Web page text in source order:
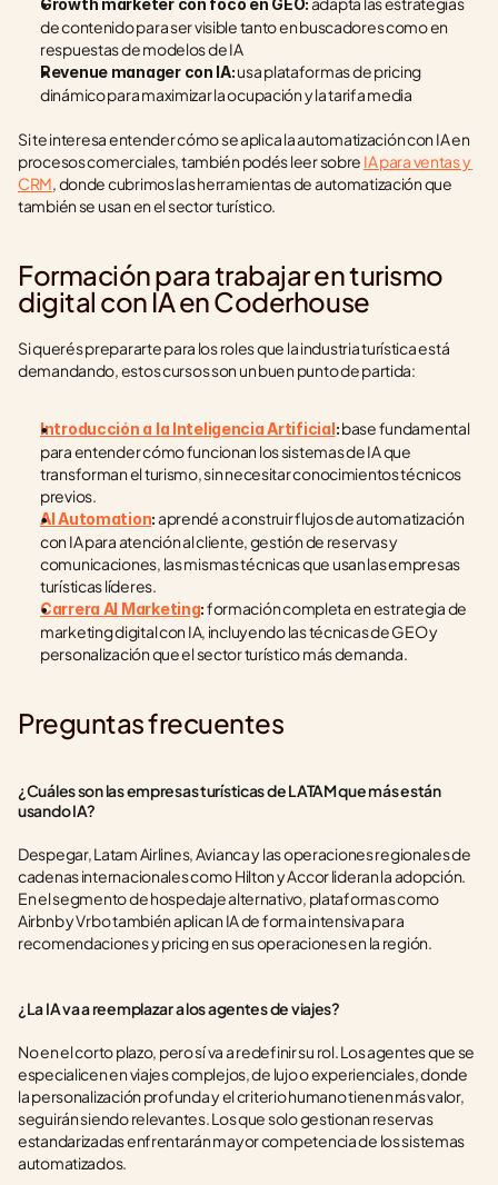
Growth marketer con foco en GEO:
de contenido para ser visible tanto en buscadores como en
respuestas de modelos de IA
Revenue manager con IA: usa plataformas de pricing
dinámico para maximizar la ocupación y la tarifa media
Si te interesa entender cómo se aplica la automatización con IA en
procesos comerciales, también podés leer sobre IA para ventas y
CRM, donde cubrimos las herramientas de automatización que
también se usan en el sector turístico.
Formación para trabajar en turismo
digital con IA en Coderhouse
Si querés prepararte para los roles que la industria turística está
demandando, estos cursos son un buen punto de partida:
Introducción a la Inteligencia Artificial: base fundamental
para entender cómo funcionan los sistemas de IA que
transforman el turismo, sin necesitar conocimientos técnicos
previos.
AI Automation: aprendé a construir flujos de automatización
con IA para atención al cliente, gestión de reservas y
comunicaciones, las mismas técnicas que usan las empresas
turísticas líderes.
Carrera AI Marketing: formación completa en estrategia de
marketing digital con IA, incluyendo las técnicas de GEO y
personalización que el sector turístico más demanda.
Preguntas frecuentes
¿Cuáles son las empresas turísticas de LATAM que más están
usando IA?
Despegar, Latam Airlines, Avianca y las operaciones regionales de
cadenas internacionales como Hilton y Accor lideran la adopción.
En el segmento de hospedaje alternativo, plataformas como
Airbnb y Vrbo también aplican IA de forma intensiva para
recomendaciones y pricing en sus operaciones en la región.
¿La IA va a reemplazar a los agentes de viajes?
No en el corto plazo, pero sí va a redefinir su rol. Los agentes que se
especialicen en viajes complejos, de lujo o experienciales, donde
la personalización profunda y el criterio humano tienen más valor,
seguirán siendo relevantes. Los que solo gestionan reservas
estandarizadas enfrentarán mayor competencia de los sistemas
automatizados.